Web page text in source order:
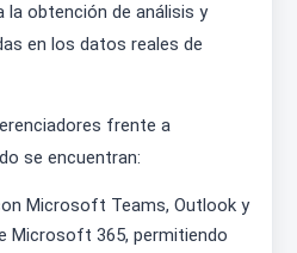
obtención de análisis y
en los datos reales de
frente a
se encuentran:
Microsoft Teams, Outlook y
Microsoft 365, permitiendo